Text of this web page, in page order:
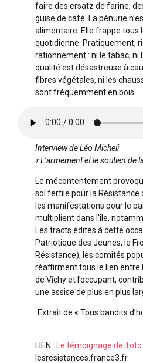
faire des ersatz de farine,
guise de café. La pénurie
alimentaire. Elle frappe tous
quotidienne. Pratiquement,
rationnement : ni le tabac, ni
qualité est désastreuse à
fibres végétales, ni les
sont fréquemment en bois.
Interview de Léo Micheli
« L’armement et le soutien de
Le mécontentement
sol fertile pour la
les manifestations pour le
multiplient dans l’île,
Les tracts édités à cette
Patriotique des Jeunes, le
Résistance), les comités
réaffirment tous le lien entre
de Vichy et l’occupant,
une assise de plus en plus
Extrait de « Tous bandits
LIEN : Le témoignage de Toto
lesresistances.france3.fr